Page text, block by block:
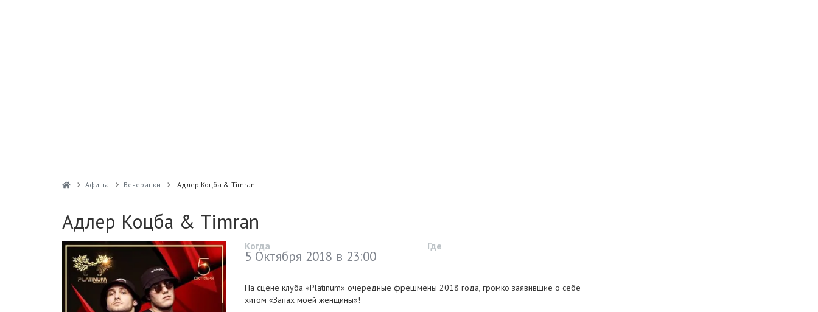
Афиша Вечеринки Адлер Коцба & Timran
Адлер Коцба & Timran
Когда
5 Октября 2018 в 23:00
Где
На сцене клуба «Platinum» очередные фрешмены 2018 года, громко заявившие о себе
хитом «Запах моей женщины»!